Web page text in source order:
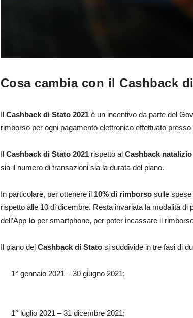
Cosa cambia con il Cashback
IlCashback di Stato 2021è un incentivo da parte del
rimborso per ogni pagamento elettronico effettuato
Il Cashback di Stato 2021rispetto al Cashback natalizio
sia il numero di transazioni sia la durata del piano.
In particolare, per ottenere il 10% di rimborsosulle spese
rispetto alle 10 di dicembre. Resta invariata la modalità
dell’AppIoper smartphone, per poter incassare il
Il piano del Cashback di Statosi suddivide in tre fasi di
1° gennaio 2021 – 30 giugno 2021;
1° luglio 2021 – 31 dicembre 2021;